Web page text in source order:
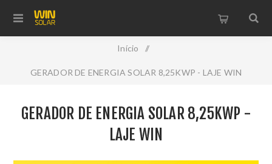
Início /
GERADOR DE ENERGIA SOLAR 8,25KWP - LAJE WIN
GERADOR DE ENERGIA SOLAR 8,25KWP -
LAJE WIN